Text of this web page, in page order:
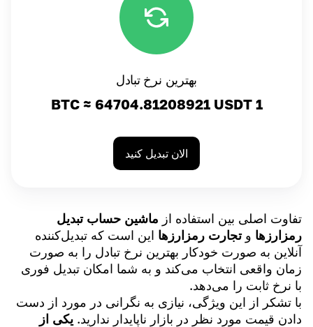
بهترین نرخ تبادل
1 BTC ≈
64704.81208921USDT
الان تبدیل کنید
تفاوت اصلی بین استفاده از ماشین حساب تبدیل
رمزارزها وتجارت رمزارزها این است که تبدیل‌کننده
آنلاین به صورت خودکار بهترین نرخ تبادل را به صورت
زمان واقعی انتخاب می‌کند و به شما امکان تبدیل فوری
با نرخ ثابت را می‌دهد.
با تشکر از این ویژگی، نیازی به نگرانی در مورد از دست
دادن قیمت مورد نظر در بازار ناپایدار ندارید. یکی از